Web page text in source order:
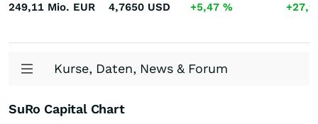
249,11 Mio. EUR 4,7650 USD +5,47 %
Kurse, Daten, News & Forum
SuRo Capital Chart